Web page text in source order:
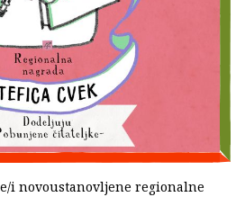
i novoustanovljene regionalne